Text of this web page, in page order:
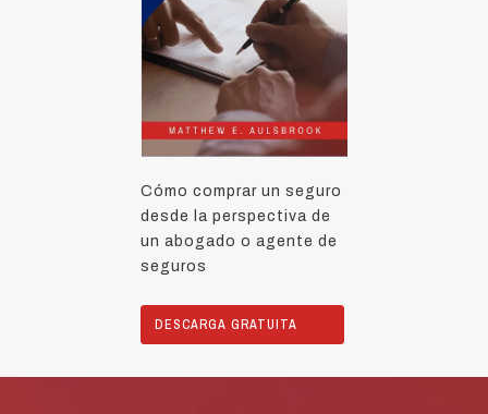
Cómo comprar un seguro
desde la perspectiva de
un abogado o agente de
seguros
DESCARGA GRATUITA